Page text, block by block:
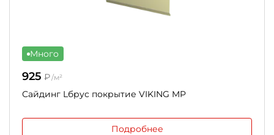
Много
925 ₽/м²
Сайдинг Lбрус покрытие VIKING MP
Подробнее